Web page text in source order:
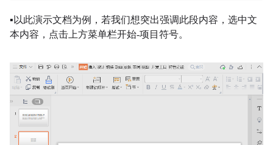
▪ 以此演示文档为例，若我们想突出强调此段内容，选中文
本内容， 点击上方菜单栏开始-项目符号。